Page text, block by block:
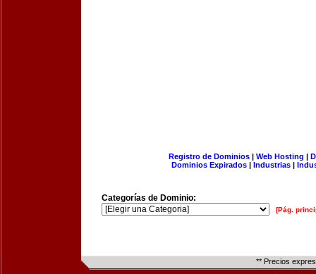
Registro de Dominios| Web Hosting |
Dominios Expirados | Industrias |
Categorías de Dominio:
[Pág.
** Precios